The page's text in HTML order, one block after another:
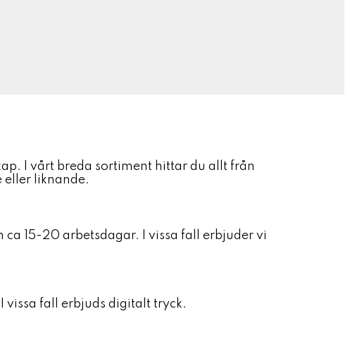
I vårt breda sortiment hittar du allt från
eller liknande.
15-20 arbetsdagar. I vissa fall erbjuder vi
vissa fall erbjuds digitalt tryck.